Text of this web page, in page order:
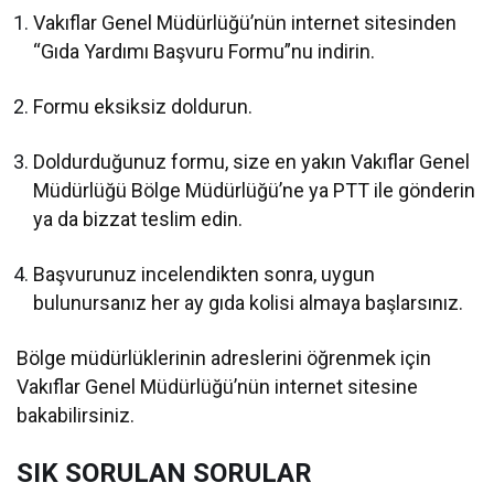
Vakıflar Genel Müdürlüğü’nün internet sitesinden
“Gıda Yardımı Başvuru Formu”nu indirin.
Formu eksiksiz doldurun.
Doldurduğunuz formu, size en yakın Vakıflar Genel
Müdürlüğü Bölge Müdürlüğü’ne ya PTT ile gönderin
ya da bizzat teslim edin.
Başvurunuz incelendikten sonra, uygun
bulunursanız her ay gıda kolisi almaya başlarsınız.
Bölge müdürlüklerinin adreslerini öğrenmek için
Vakıflar Genel Müdürlüğü’nün internet sitesine
bakabilirsiniz.
SIK SORULAN SORULAR